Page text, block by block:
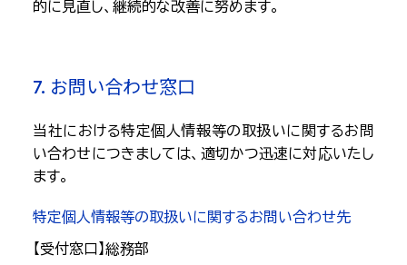
的に見直し、継続的な改善に努めます。
7. お問い合わせ窓口
当社における特定個人情報等の取扱いに関するお問
い合わせにつきましては、適切かつ迅速に対応いたし
ます。
特定個人情報等の取扱いに関するお問い合わせ先
【受付窓口】総務部